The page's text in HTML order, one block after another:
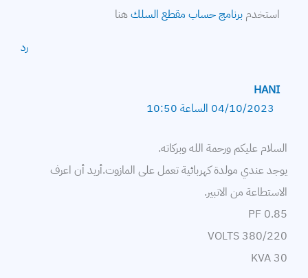
استخدم برنامج حساب مقطع السلكهنا
رد
HANI
04/10/2023 الساعة 10:50
السلام عليكم ورحمة الله وبركاته.
يوجد عندي مولدة كهربائية تعمل على المازوت.أريد أن اعرف
الاستطاعة من الانبير.
PF 0.85
VOLTS 380/220
30 KVA